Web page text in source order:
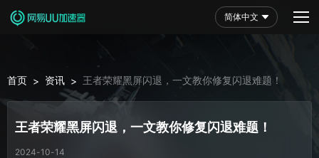
简体中文
首页 > 资讯 > 王者荣耀黑屏闪退，一文教你修复闪退难题！
王者荣耀黑屏闪退，一文教你修复闪退难题！
2024-10-14